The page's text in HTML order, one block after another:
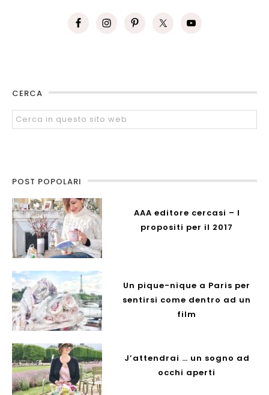
CERCA
POST POPOLARI
AAA editore cercasi – I
propositi per il 2017
Un pique-nique a Paris per
sentirsi come dentro ad un
film
J’attendrai … un sogno ad
occhi aperti